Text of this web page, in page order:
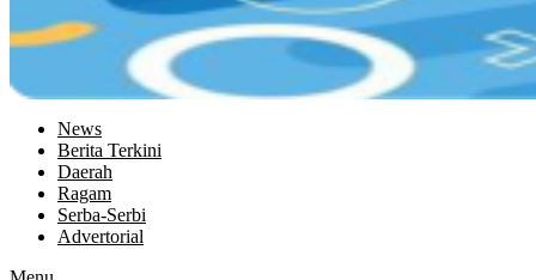
News
Berita Terkini
Daerah
Ragam
Serba-Serbi
Advertorial